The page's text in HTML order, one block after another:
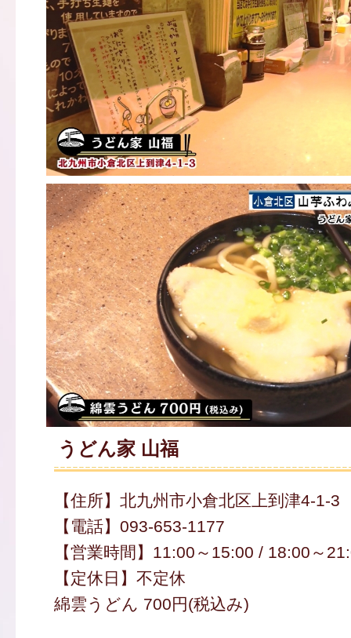
うどん家 山福
【住所】北九州市小倉北区上到津4-1-3
【電話】093-653-1177
【営業時間】11:00～15:00 / 18:00～
【定休日】不定休
綿雲うどん 700円(税込み)